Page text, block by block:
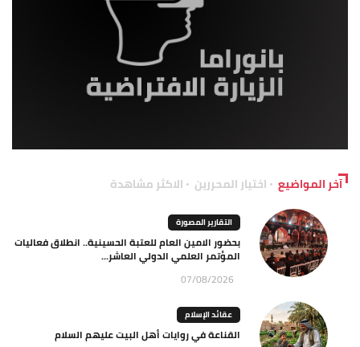
آخر المواضيع اختيار المحررين الاكثر مشاهدة
التقارير المصورة
بحضور الامين العام للعتبة الحسينية.. انطلاق فعاليات
المؤتمر العلمي الدولي العاشر...
07/08/2026
عقائد الإسلام
القناعة في روايات أهل البيت عليهم السلام